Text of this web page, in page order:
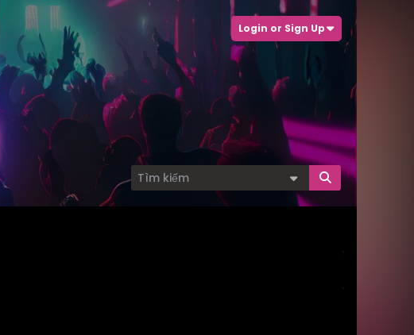
Login or Sign Up